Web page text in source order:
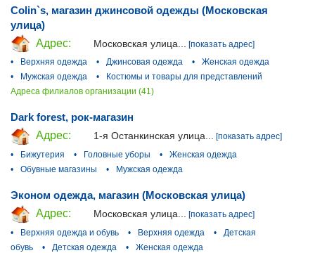
Colin`s, магазин джинсовой одежды (Московская
улица)
Адрес:
Московская улица...
[показать адрес]
•
Верхняя одежда • Джинсовая одежда •
Женская одежда
•
Мужская одежда •
Костюмы и товары для представлений
Адреса филиалов организации (41)
Dark forest, рок-магазин
Адрес:
1-я Останкинская улица... [показать адрес]
•
Бижутерия • Головные уборы •
Женская одежда
•
Обувные магазины • Мужская одежда
Эконом одежда, магазин (Московская улица)
Адрес:
Московская улица...
[показать адрес]
•
Верхняя одежда и обувь • Верхняя одежда •
Детская
обувь
• Детская одежда • Женская одежда